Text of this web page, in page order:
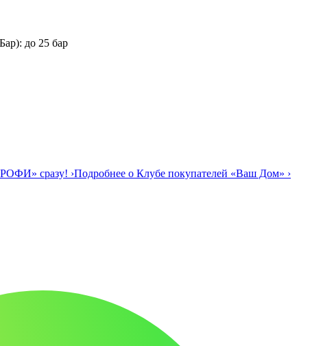
до 25 бар
сразу! ›Подробнее о Клубе покупателей «Ваш Дом» ›